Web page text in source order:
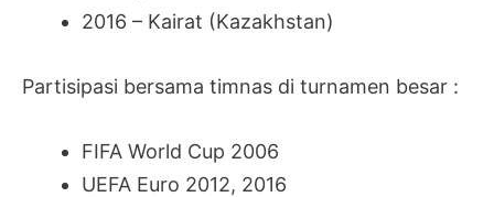
2016 – Kairat (Kazakhstan)
Partisipasi bersama timnas di turnamen besar :
FIFA World Cup 2006
UEFA Euro 2012, 2016